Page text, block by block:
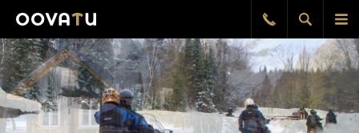
le
Afficher
la
Rappel
gratuit